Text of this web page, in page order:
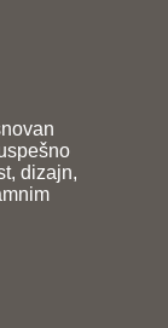
dizajn,